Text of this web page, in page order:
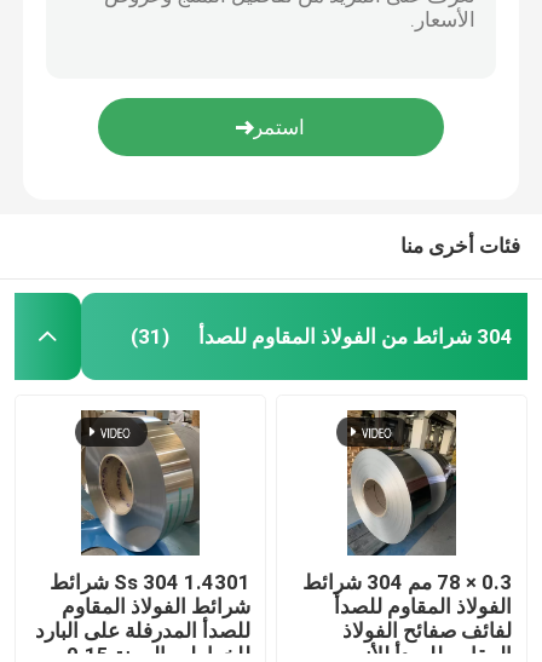
فئات أخرى منا
304 شرائط من الفولاذ المقاوم للصدأ (31)
0.3 × 78 مم 304 شرائط
الفولاذ المقاوم للصدأ
لفائف صفائح الفولاذ
المقاوم للصدأ للأنبوب
1.4301 Ss 304 شرائط
شرائط الفولاذ المقاوم
للصدأ المدرفلة على البارد